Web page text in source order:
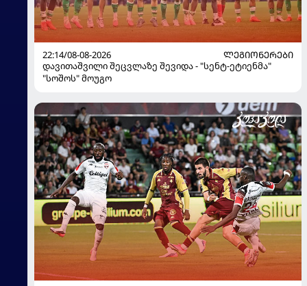
22:14/08-08-2026
ᲚᲔᲒᲘᲝᲜᲔᲠᲔᲑᲘ
დავითაშვილი შეცვლაზე შევიდა - "სენტ-ეტიენმა"
"სოშოს" მოუგო